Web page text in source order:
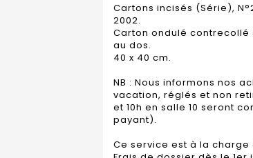
Cartons incisés (Série),
2002.
Carton ondulé contrecollé
au dos.
40 x 40 cm.
NB : Nous informons nos
vacation, réglés et non
et 10h en salle 10 seront
payant).
Ce service est à la